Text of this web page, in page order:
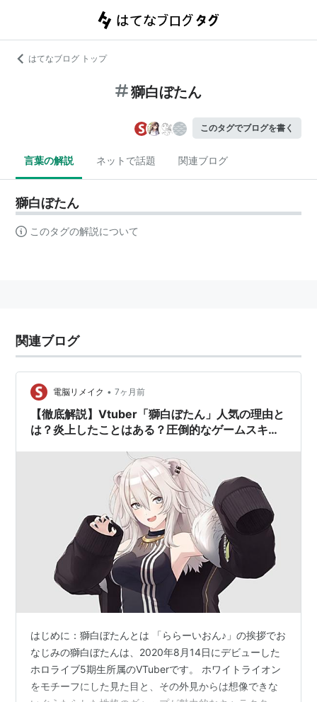
はてなブログ トップ
獅白ぼたん
このタグでブログを書く
言葉の解説 ネットで話題 関連ブログ
獅白ぼたん
このタグの解説について
関連ブログ
電脳リメイク • 7ヶ月前
【徹底解説】Vtuber「獅白ぼたん」人気の理由と
は？炎上したことはある？圧倒的なゲームスキル
スタイル【ホロライブ】
はじめに：獅白ぼたんとは 「ららーいおん♪」の挨拶でお
なじみの獅白ぼたんは、2020年8月14日にデビューした
ホロライブ5期生所属のVTuberです。 ホワイトライオン
をモチーフにした見た目と、その外見からは想像できな